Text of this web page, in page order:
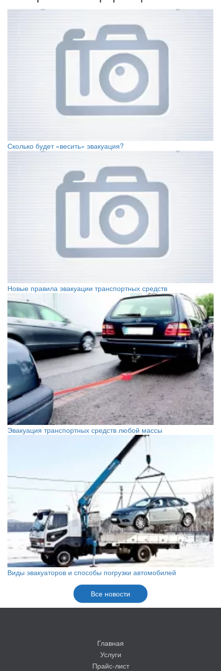
Сколько будет «весить» эвакуация?
Новые правила эвакуации транспортных средств
Эвакуация транспортных средств любой массы
Виды эвакуаторов и способы погрузки автомобилей
Все новости
Главная
Услуги
Прайс-лист